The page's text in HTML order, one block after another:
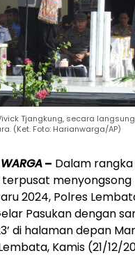
Tjangkung, secara
(Ket. Foto: Harianwarga/AP)
– Dalam
menyongsong
2024, Polres
Pasukan dengan
di halaman depan
Kamis (21/12/